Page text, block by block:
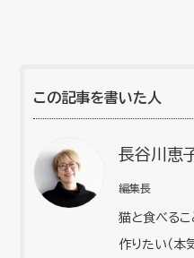
この記事を書いた人
長谷川恵
編集長
猫と食べるこ
作りたい（本